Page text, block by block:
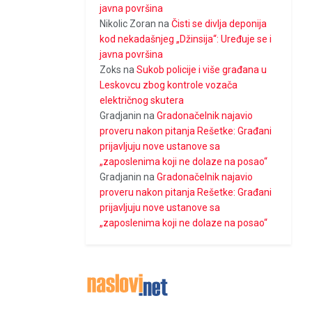
javna površina
Nikolic Zoran naČisti se divlja deponija
kod nekadašnjeg „Džinsija“: Uređuje se i
javna površina
Zoks naSukob policije i više građana u
Leskovcu zbog kontrole vozača
električnog skutera
Gradjanin naGradonačelnik najavio
proveru nakon pitanja Rešetke: Građani
prijavljuju nove ustanove sa
„zaposlenima koji ne dolaze na posao“
Gradjanin naGradonačelnik najavio
proveru nakon pitanja Rešetke: Građani
prijavljuju nove ustanove sa
„zaposlenima koji ne dolaze na posao“